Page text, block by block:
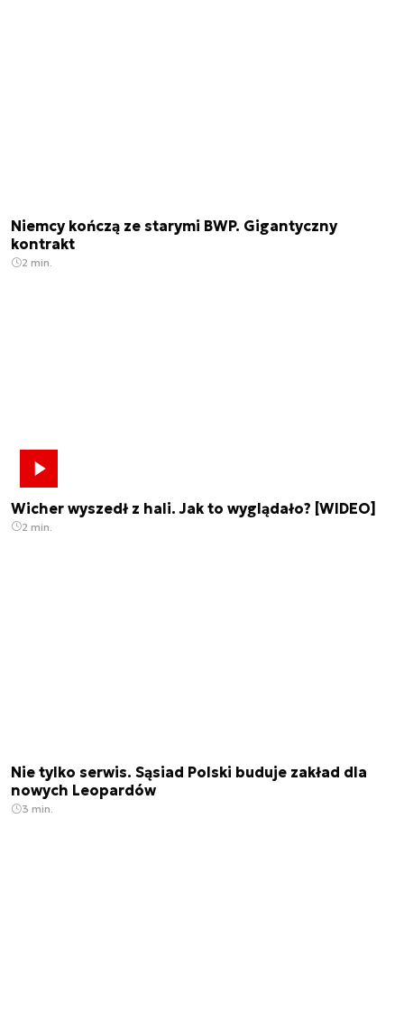
Niemcy kończą ze starymi BWP. Gigantyczny
kontrakt
2 min.
Wicher wyszedł z hali. Jak to wyglądało? [WIDEO]
2 min.
Nie tylko serwis. Sąsiad Polski buduje zakład dla
nowych Leopardów
3 min.